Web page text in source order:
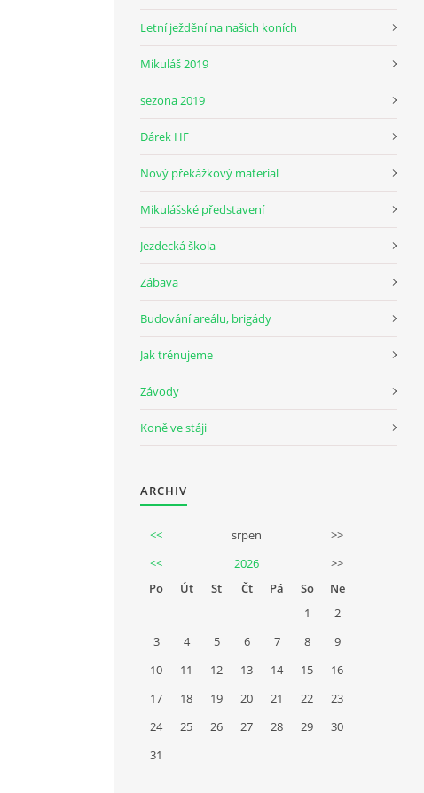
Letní ježdění na našich koních
Mikuláš 2019
sezona 2019
Dárek HF
Nový překážkový material
Mikulášské představení
Jezdecká škola
Zábava
Budování areálu, brigády
Jak trénujeme
Závody
Koně ve stáji
ARCHIV
<< srpen
>>
<<
2026
>>
Po
Út St Čt Pá So
Ne
1
2
3
4 5 6 7 8
9
10
11 12 13 14 15
16
17
18 19 20 21 22
23
24
25 26 27 28 29
30
31